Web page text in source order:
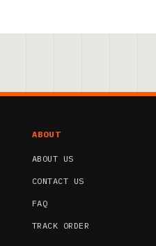
ABOUT
ABOUT US
CONTACT US
FAQ
TRACK ORDER